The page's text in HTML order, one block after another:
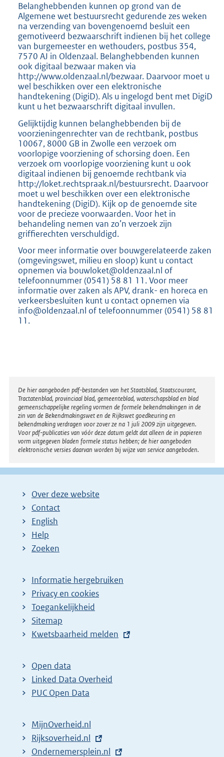
Belanghebbenden kunnen op grond van de
Algemene wet bestuursrecht gedurende zes weken
na verzending van bovengenoemd besluit een
gemotiveerd bezwaarschrift indienen bij het college
van burgemeester en wethouders, postbus 354,
7570 AJ in Oldenzaal. Belanghebbenden kunnen
ook digitaal bezwaar maken via
http://www.oldenzaal.nl/bezwaar. Daarvoor moet u
wel beschikken over een elektronische
handtekening (DigiD). Als u ingelogd bent met DigiD
kunt u het bezwaarschrift digitaal invullen.
Gelijktijdig kunnen belanghebbenden bij de
voorzieningenrechter van de rechtbank, postbus
10067, 8000 GB in Zwolle een verzoek om
voorlopige voorziening of schorsing doen. Een
verzoek om voorlopige voorziening kunt u ook
digitaal indienen bij genoemde rechtbank via
http://loket.rechtspraak.nl/bestuursrecht. Daarvoor
moet u wel beschikken over een elektronische
handtekening (DigiD). Kijk op de genoemde site
voor de precieze voorwaarden. Voor het in
behandeling nemen van zo’n verzoek zijn
griffierechten verschuldigd.
Voor meer informatie over bouwgerelateerde zaken
(omgevingswet, milieu en sloop) kunt u contact
opnemen via bouwloket@oldenzaal.nl of
telefoonnummer (0541) 58 81 11. Voor meer
informatie over zaken als APV, drank- en horeca en
verkeersbesluiten kunt u contact opnemen via
info@oldenzaal.nl of telefoonnummer (0541) 58 81
11.
Disclaimer
De hier aangeboden pdf-bestanden van het Staatsblad, Staatscourant,
Tractatenblad, provinciaal blad, gemeenteblad, waterschapsblad en blad
gemeenschappelijke regeling vormen de formele bekendmakingen in de
zin van de Bekendmakingswet en de Rijkswet goedkeuring en
bekendmaking verdragen voor zover ze na 1 juli 2009 zijn uitgegeven.
Voor pdf-publicaties van vóór deze datum geldt dat alleen de in papieren
vorm uitgegeven bladen formele status hebben; de hier aangeboden
elektronische versies daarvan worden bij wijze van service aangeboden.
Over deze website
Contact
English
Help
Zoeken
Informatie hergebruiken
Privacy en cookies
Toegankelijkheid
Sitemap
E
t
e
r
l
i
Kwetsbaarheid melden
Open data
Linked Data Overheid
PUC Open Data
MijnOverheid.nl
E
x
Rijksoverheid.nl
E
Ondernemersplein.nl